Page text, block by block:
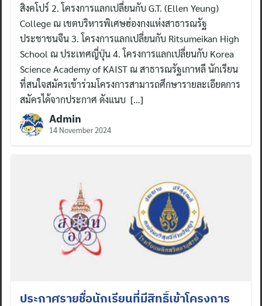
สิงคโปร์ 2. โครงการแลกเปลี่ยนกับ G.T. (Ellen Yeung)
College ณ เขตบริหารพิเศษฮ่องกงแห่งสาธารณรัฐ
ประชาชนจีน 3. โครงการแลกเปลี่ยนกับ Ritsumeikan High
School ณ ประเทศญี่ปุ่น 4. โครงการแลกเปลี่ยนกับ Korea
Science Academy of KAIST ณ สาธารณรัฐเกาหลี นักเรียน
ที่สนใจสมัครเข้าร่วมโครงการสามารถศึกษารายละเอียดการ
สมัครได้จากประกาศ ดังแนบ […]
Admin
14 November 2024
ประกาศรายชื่อนักเรียนที่มีสิทธิ์เข้าโครงการ